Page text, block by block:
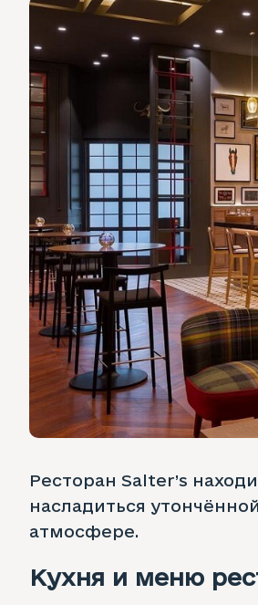
Ресторан Salter’s
насладиться
атмосфере.
Кухня и меню